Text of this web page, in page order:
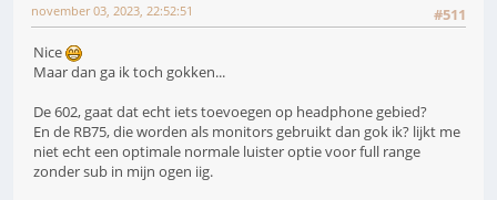
#511
november 03, 2023, 22:52:51
Nice
Maar dan ga ik toch gokken...
De 602, gaat dat echt iets toevoegen op headphone gebied?
En de RB75, die worden als monitors gebruikt dan gok ik? lijkt me
niet echt een optimale normale luister optie voor full range
zonder sub in mijn ogen iig.